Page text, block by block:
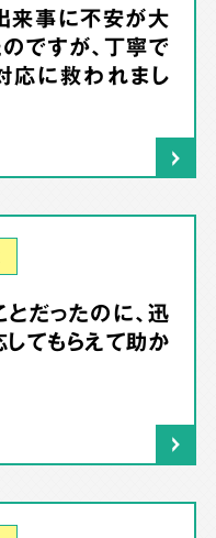
来事に不安が大
ですが、丁寧で
応に救われまし
だったのに、迅
てもらえて助か